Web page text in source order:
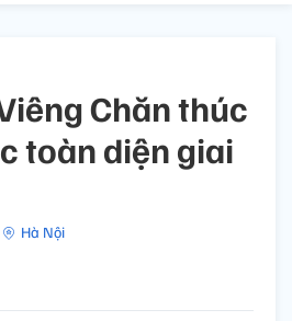
Chăn thúc
toàn diện giai
Hà Nội